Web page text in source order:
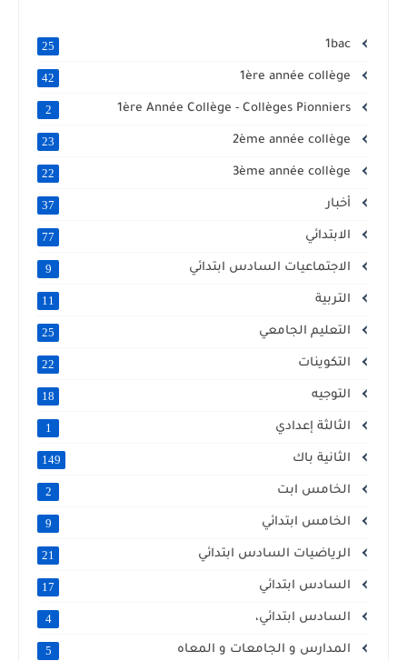
1bac
25
42
1ère Année Collège - Collèges Pionniers
2
23
22
أخبار 37
الابتدائي 77
الاجتماعيات السادس ابتدائي 9
التربية 11
التعليم الجامعي 25
التكوينات 22
التوجيه 18
الثالثة إعدادي 1
الثانية باك 149
الخامس ابت 2
الخامس ابتدائي 9
الرياضيات السادس ابتدائي 21
السادس ابتدائي 17
السادس ابتدائي، 4
المدارس و الجامعات و المعاه 5